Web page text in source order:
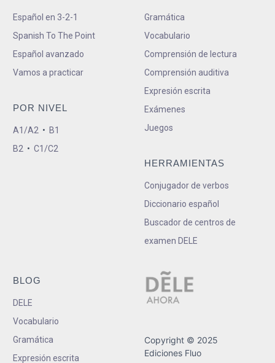
Español en 3-2-1
Spanish To The Point
Español avanzado
Vamos a practicar
POR NIVEL
A1/A2 • B1
B2 • C1/C2
Gramática
Vocabulario
Comprensión de lectura
Comprensión auditiva
Expresión escrita
Exámenes
Juegos
HERRAMIENTAS
Conjugador de verbos
Diccionario español
Buscador de centros de
examen DELE
BLOG
DELE
Vocabulario
Gramática
Expresión escrita
Copyright © 2025
Ediciones Fluo